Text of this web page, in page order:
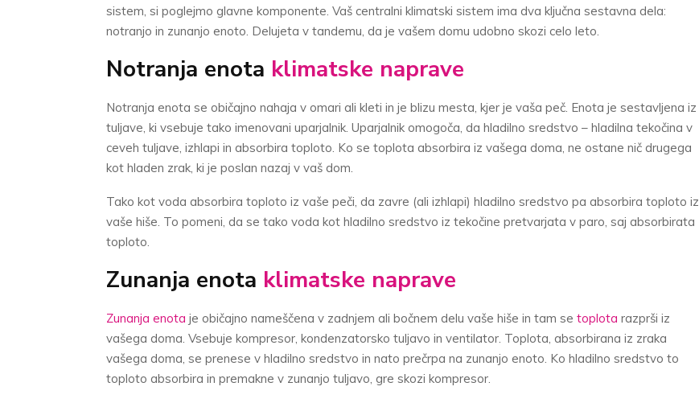
sistem, si poglejmo glavne komponente. Vaš centralni klimatski sistem ima dva ključna sestavna dela:
notranjo in zunanjo enoto. Delujeta v tandemu, da je vašem domu udobno skozi celo leto.
Notranja enota klimatske naprave
Notranja enota se običajno nahaja v omari ali kleti in je blizu mesta, kjer je vaša peč. Enota je sestavljena iz
tuljave, ki vsebuje tako imenovani uparjalnik. Uparjalnik omogoča, da hladilno sredstvo – hladilna tekočina v
ceveh tuljave, izhlapi in absorbira toploto. Ko se toplota absorbira iz vašega doma, ne ostane nič drugega
kot hladen zrak, ki je poslan nazaj v vaš dom.
Tako kot voda absorbira toploto iz vaše peči, da zavre (ali izhlapi) hladilno sredstvo pa absorbira toploto iz
vaše hiše. To pomeni, da se tako voda kot hladilno sredstvo iz tekočine pretvarjata v paro, saj absorbirata
toploto.
Zunanja enota klimatske naprave
Zunanja enota je običajno nameščena v zadnjem ali bočnem delu vaše hiše in tam se toplota razprši iz
vašega doma. Vsebuje kompresor, kondenzatorsko tuljavo in ventilator. Toplota, absorbirana iz zraka
vašega doma, se prenese v hladilno sredstvo in nato prečrpa na zunanjo enoto. Ko hladilno sredstvo to
toploto absorbira in premakne v zunanjo tuljavo, gre skozi kompresor.